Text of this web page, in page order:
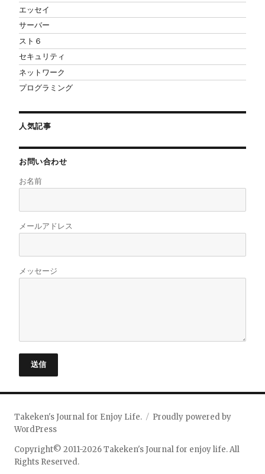
エッセイ
サーバー
スト６
セキュリティ
ネットワーク
プログラミング
人気記事
お問い合わせ
お名前
メールアドレス
メッセージ
送信
Takeken's Journal for Enjoy Life.
Proudly powered by
WordPress
Copyright© 2011-2026 Takeken's Journal for enjoy life. All
Rights Reserved.